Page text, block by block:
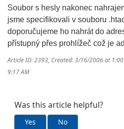
Soubor s hesly nakonec
jsme specifikovali v souboru
doporučujeme ho nahrát do
přístupný přes prohlížeč což je
Article ID: 2393, Created: 3/16/2006 at 1:00
9:17 AM
Was this article helpful?
Yes No